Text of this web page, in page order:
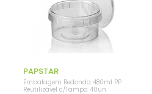
PAPSTAR
Embalagem Redonda 480ml PP
Reutilizável c/Tampa 40un